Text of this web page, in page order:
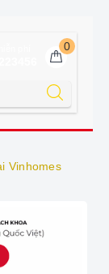
0
phí
Vinhomes